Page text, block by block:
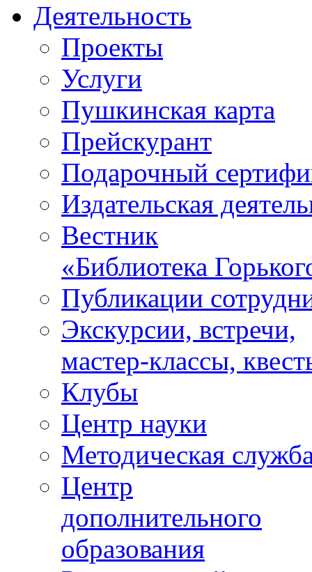
Деятельность
Проекты
Услуги
Пушкинская карта
Прейскурант
Подарочный
Издательская
Вестник
«Библиотека
Публикации
Экскурсии, встречи,
мастер-классы,
Клубы
Центр науки
Методическая
Центр
дополнительного
образования